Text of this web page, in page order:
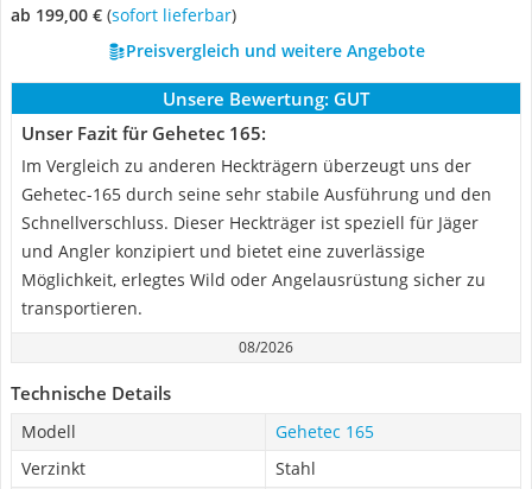
ab 199,00 € ( Sofort lieferbar)
Preisvergleich und weitere Angebote
Unsere Bewertung: GUT
Unser Fazit für Gehetec 165:
Im Vergleich zu anderen Heckträgern überzeugt uns der
Gehetec-165 durch seine sehr stabile Ausführung und den
Schnellverschluss. Dieser Heckträger ist speziell für Jäger
und Angler konzipiert und bietet eine zuverlässige
Möglichkeit, erlegtes Wild oder Angelausrüstung sicher zu
transportieren.
08/2026
Technische Details
Modell
Gehetec 165
Verzinkt
Stahl